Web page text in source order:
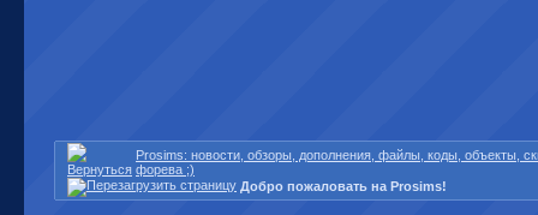
Prosims: новости, обзоры, дополнения, файлы, коды, объекты,
форева ;)
Добро пожаловать на Prosims!